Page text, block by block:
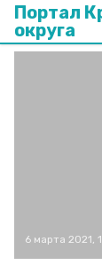
Портал
округа
6 марта 2021,